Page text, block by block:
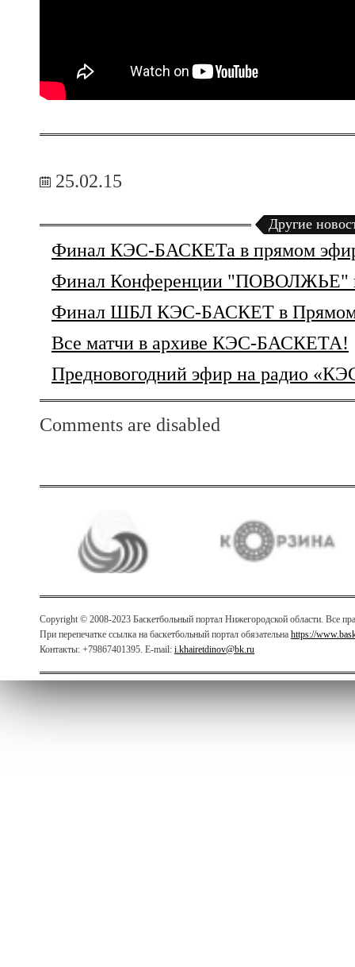
25.02.15
Другие
Финал КЭС-БАСКЕТа в прямом
Финал Конференции "ПОВОЛЖЬЕ"
Финал ШБЛ КЭС-БАСКЕТ в
Все матчи в архиве КЭС-БАСКЕТА!
Предновогодний эфир на радио
Comments are disabled
Copyright © 2008-2023 Баскетбольный портал Нижегородской области. Все
При перепечатке ссылка на баскетбольный портал обязательна https://
Контакты: +79867401395. E-mail: i.khairetdinov@bk.ru